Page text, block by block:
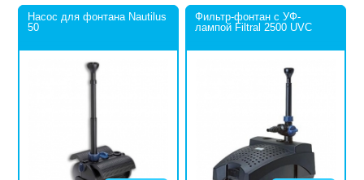
Насос для фонтана Nautilus
50
Фильтр-фонтан с УФ-
лампой Filtral 2500 UVC